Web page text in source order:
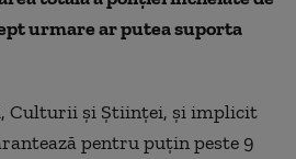
urmare ar putea suporta
Culturii și Științei, și implicit
pentru puțin peste 9